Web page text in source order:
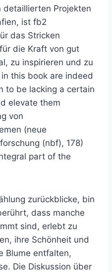
detaillierten Projekten
ist fb2
das Stricken
die Kraft von gut
zu inspirieren und zu
this book are indeed
to be lacking a certain
elevate them
von
(neue
(nbf), 178)
part of the
zurückblicke, bin
dass manche
sind, erlebt zu
ihre Schönheit und
Blume entfalten,
Die Diskussion über